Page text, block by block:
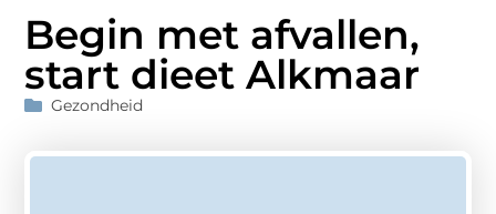
Begin met afvallen,
start dieet Alkmaar
Gezondheid